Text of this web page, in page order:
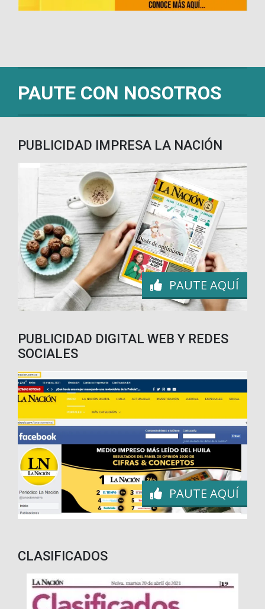
PAUTE CON NOSOTROS
PUBLICIDAD IMPRESA LA NACIÓN
PAUTE AQUÍ
PUBLICIDAD DIGITAL WEB Y REDES
SOCIALES
PAUTE AQUÍ
CLASIFICADOS